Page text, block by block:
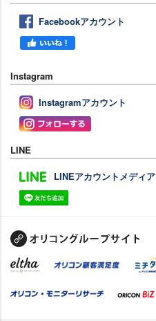
Facebookアカウント
Instagram
Instagramアカウント
LINE
LINEアカウントメディア